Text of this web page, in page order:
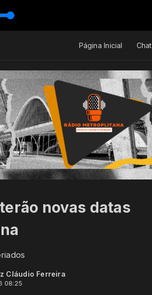
Página Inicial Chat
novas datas
Cláudio Ferreira
08:25